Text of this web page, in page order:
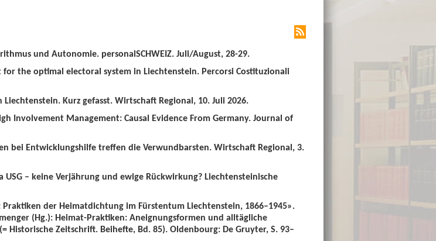
und Autonomie. personalSCHWEIZ. Juli/August, 28-29.
the optimal electoral system in Liechtenstein. Percorsi Costituzionali
Kurz gefasst. Wirtschaft Regional, 10. Juli 2026.
Involvement Management: Causal Evidence From Germany. Journal of
bei Entwicklungshilfe treffen die Verwundbarsten. Wirtschaft Regional, 3.
USG – keine Verjährung und ewige Rückwirkung? Liechtensteinische
der Heimatdichtung im Fürstentum Liechtenstein, 1866–1945».
(Hg.): Heimat-Praktiken: Aneignungsformen und alltägliche
Zeitschrift. Beihefte, Bd. 85). Oldenbourg: De Gruyter, S. 93–